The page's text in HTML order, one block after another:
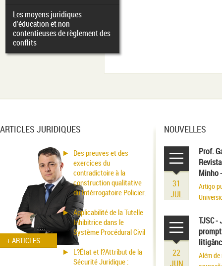
Les moyens juridiques
d'éducation et non
contentieuses de règlement des
conflits
ARTICLES JURIDIQUES
+ ARTICLES
Des preuves et des
exercices du
contradictoire à la
construction qualitative
du Intérrogatoire Policier.
Applicabilité de la Tutelle
Inhibitrice dans le
Système Procédural Civil
L?État et l?Attribut de la
Sécurité Juridique :
NOUVELLES
31
JUL
Prof.
Minho
Artigo
22
JUN
TJSC -
Além